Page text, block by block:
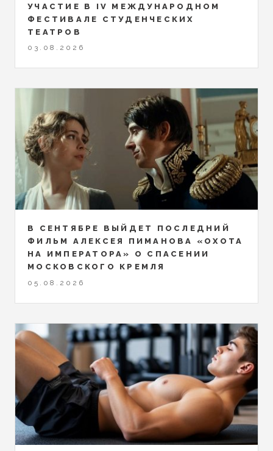
УЧАСТИЕ В IV МЕЖДУНАРОДНОМ
ФЕСТИВАЛЕ СТУДЕНЧЕСКИХ
ТЕАТРОВ
03.08.2026
В СЕНТЯБРЕ ВЫЙДЕТ ПОСЛЕДНИЙ
ФИЛЬМ АЛЕКСЕЯ ПИМАНОВА «ОХОТА
НА ИМПЕРАТОРА» О СПАСЕНИИ
МОСКОВСКОГО КРЕМЛЯ
05.08.2026